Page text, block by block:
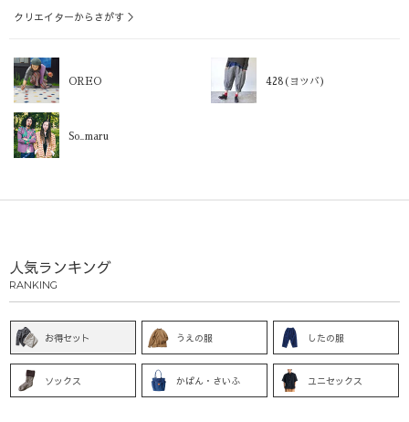
クリエイターからさがす ＞
OREO 428(ヨツバ)
So_maru
人気ランキング
RANKING
お得セット うえの服 したの服
ソックス かばん・さいふ ユニセックス